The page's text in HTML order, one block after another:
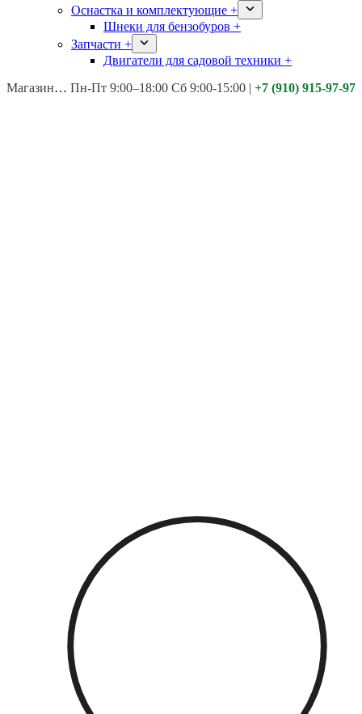
Оснастка и комплектующие +
Шнеки для бензобуров +
Запчасти +
Двигатели для садовой техники +
Магазины: Калуга ул. Московская д.113
Пн-Пт 9:00–18:00 Сб 9:00-15:00 | +7 (910) 915-97-97